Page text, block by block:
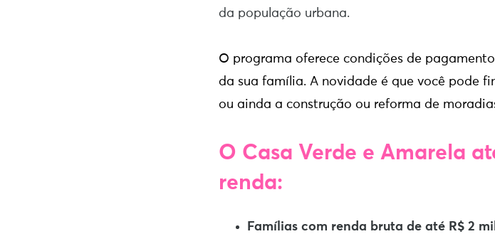
da população urbana.
O programa oferece condições de
da sua família. A novidade é que você pode
ou ainda a construção ou reforma de
O Casa Verde e Amarela
renda:
Famílias com renda bruta de até R$ 2